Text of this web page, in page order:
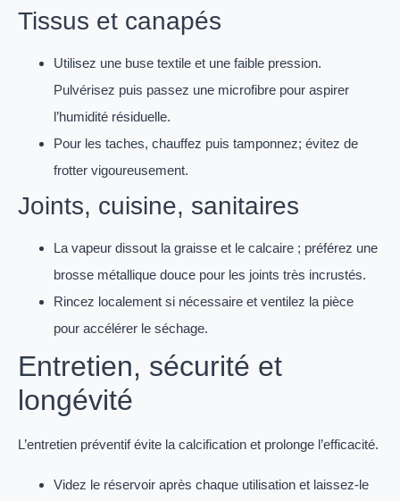
Tissus et canapés
Utilisez une buse textile et une faible pression.
Pulvérisez puis passez une microfibre pour aspirer
l’humidité résiduelle.
Pour les taches, chauffez puis tamponnez; évitez de
frotter vigoureusement.
Joints, cuisine, sanitaires
La vapeur dissout la graisse et le calcaire ; préférez une
brosse métallique douce pour les joints très incrustés.
Rincez localement si nécessaire et ventilez la pièce
pour accélérer le séchage.
Entretien, sécurité et
longévité
L’entretien préventif évite la calcification et prolonge l’efficacité.
Videz le réservoir après chaque utilisation et laissez-le